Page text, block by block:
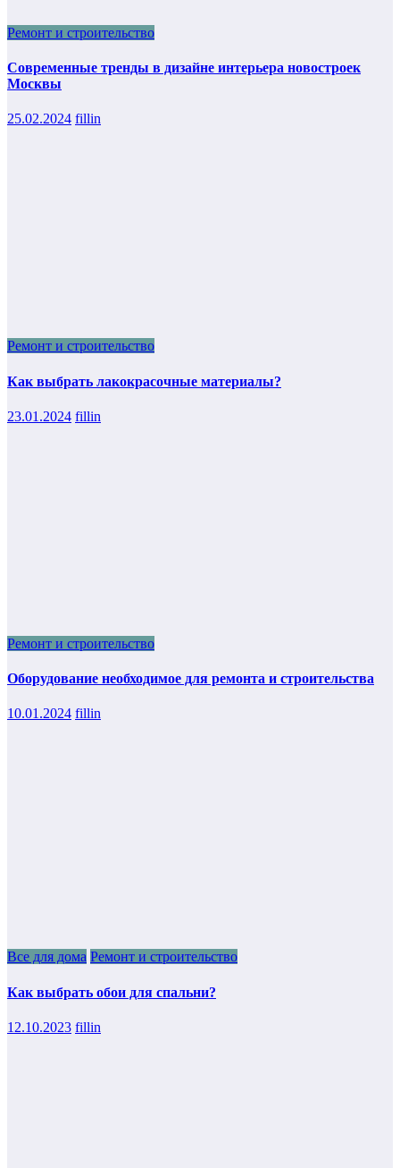
Ремонт и строительство
Современные тренды в дизайне интерьера новостроек
Москвы
25.02.2024 fillin
Ремонт и строительство
Как выбрать лакокрасочные материалы?
23.01.2024 fillin
Ремонт и строительство
Оборудование необходимое для ремонта и строительства
10.01.2024 fillin
Все для дома Ремонт и строительство
Как выбрать обои для спальни?
12.10.2023 fillin